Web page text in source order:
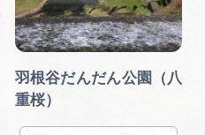
羽根谷だんだん公園（八
重桜）